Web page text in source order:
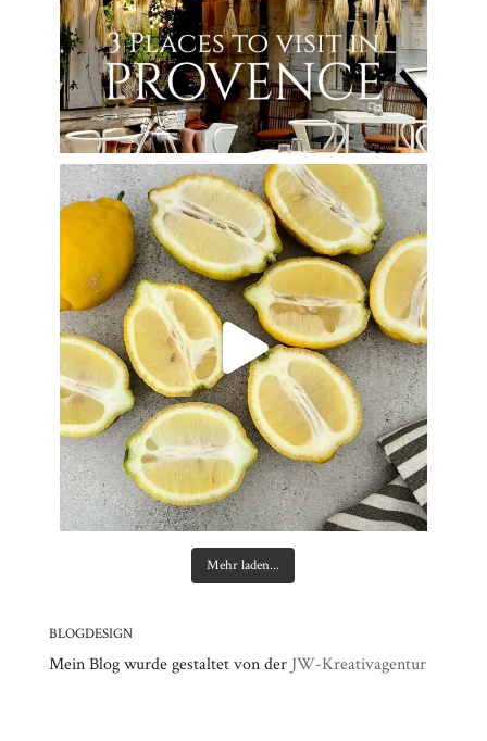
Mehr laden...
BLOGDESIGN
Mein Blog wurde gestaltet von der JW-Kreativagentur